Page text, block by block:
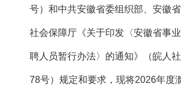
号）和中共安徽省委组织部、安徽
社会保障厅《关于印发〈安徽省事
聘人员暂行办法〉的通知》（皖人社
78号）规定和要求，现将2026年度